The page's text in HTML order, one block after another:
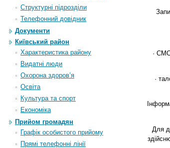
Структурні підрозділи
Телефонний довідник
Документи
Київський район
Характеристика району
Видатні люди
Охорона здоров’я
Освіта
Культура та спорт
Економіка
Прийом громадян
Графік особистого прийому
Прямі телефонні лінії
·
·
Для